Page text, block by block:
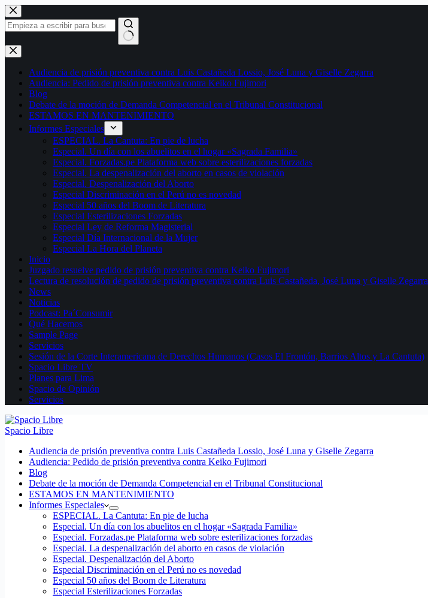
Saltar
al
contenido
Sin
resultados
Audiencia de prisión preventiva contra Luis Castañeda Lossio, José Luna y Giselle Zegarra
Audiencia: Pedido de prisión preventiva contra Keiko Fujimori
Blog
Debate de la moción de Demanda Competencial en el Tribunal Constitucional
ESTAMOS EN MANTENIMIENTO
Informes Especiales
ESPECIAL. La Cantuta: En pie de lucha
Especial. Un día con los abuelitos en el hogar «Sagrada Familia»
Especial. Forzadas.pe Plataforma web sobre esterilizaciones forzadas
Especial. La despenalización del aborto en casos de violación
Especial. Despenalización del Aborto
Especial Discriminación en el Perú no es novedad
Especial 50 años del Boom de Literatura
Especial Esterilizaciones Forzadas
Especial Ley de Reforma Magisterial
Especial Día Internacional de la Mujer
Especial La Hora del Planeta
Inicio
Juzgado resuelve pedido de prisión preventiva contra Keiko Fujimori
Lectura de resolución de pedido de prisión preventiva contra Luis Castañeda, José Luna y Giselle Zegarra
News
Noticias
Podcast: Pa´Consumir
Qué Hacemos
Sample Page
Servicios
Sesión de la Corte Interamericana de Derechos Humanos (Casos El Frontón, Barrios Altos y La Cantuta)
Spacio Libre TV
Planes para Lima
Spacio de Opinión
Servicios
Spacio Libre
Audiencia de prisión preventiva contra Luis Castañeda Lossio, José Luna y Giselle Zegarra
Audiencia: Pedido de prisión preventiva contra Keiko Fujimori
Blog
Debate de la moción de Demanda Competencial en el Tribunal Constitucional
ESTAMOS EN MANTENIMIENTO
Informes Especiales
ESPECIAL. La Cantuta: En pie de lucha
Especial. Un día con los abuelitos en el hogar «Sagrada Familia»
Especial. Forzadas.pe Plataforma web sobre esterilizaciones forzadas
Especial. La despenalización del aborto en casos de violación
Especial. Despenalización del Aborto
Especial Discriminación en el Perú no es novedad
Especial 50 años del Boom de Literatura
Especial Esterilizaciones Forzadas